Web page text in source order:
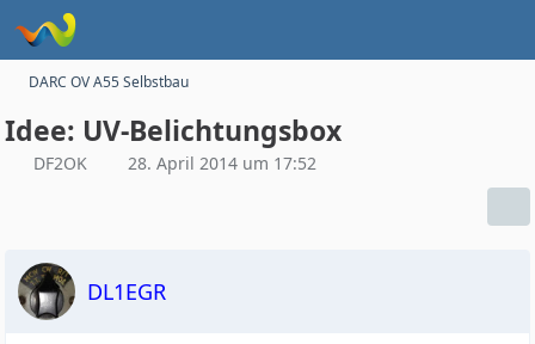
DARC OV A55 Selbstbau
Idee: UV-Belichtungsbox
DF2OK 28. April 2014 um 17:52
DL1EGR